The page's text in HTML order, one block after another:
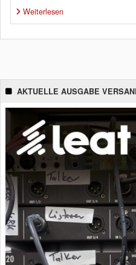
Weiterlesen
AKTUELLE AUSGABE